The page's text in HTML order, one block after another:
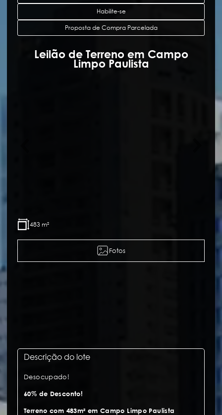
Habilite-se
Proposta de Compra Parcelada
Leilão de Terreno em Campo
Limpo Paulista
483 m²
Fotos
Descrição do lote
Desocupado!
60% de Desconto!
Terreno com 483m² em Campo Limpo Paulista